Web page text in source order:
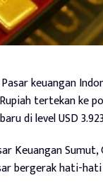
keuangan
tertekan ke
di level USD
Keuangan
bergerak hati-hati